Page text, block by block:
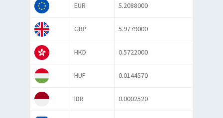
EUR 5.2088000
GBP 5.9779000
HKD 0.5722000
HUF 0.0144570
IDR 0.0002520